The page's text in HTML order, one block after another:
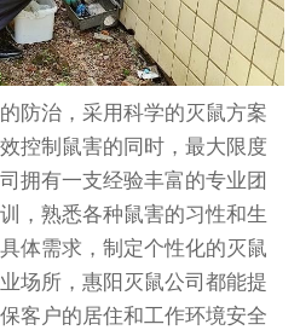
防治，采用科学的灭鼠方案
控制鼠害的同时，最大限度
拥有一支经验丰富的专业团
，熟悉各种鼠害的习性和生
体需求，制定个性化的灭鼠
场所，惠阳灭鼠公司都能提
客户的居住和工作环境安全